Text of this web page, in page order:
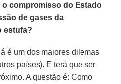
compromisso do Estado
de gases da
estufa?
é um dos maiores dilemas
países). E terá que ser
A questão é: Como